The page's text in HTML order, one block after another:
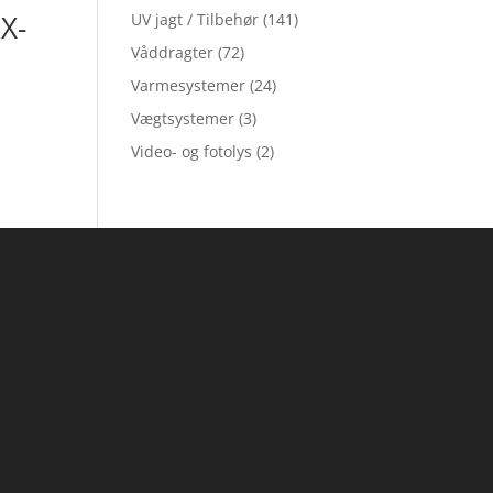
UV jagt / Tilbehør (141)
Våddragter (72)
Varmesystemer (24)
Vægtsystemer (3)
Video- og fotolys (2)